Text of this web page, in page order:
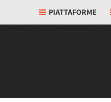
PIATTAFORME